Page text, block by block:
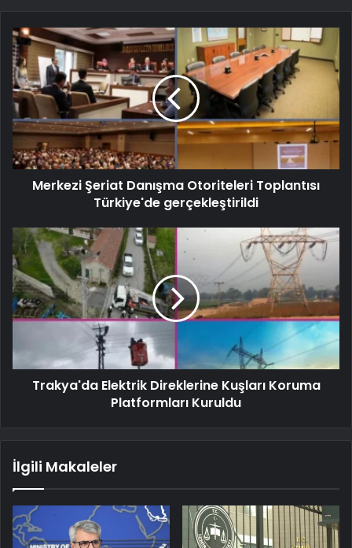
Merkezi Şeriat Danışma Otoriteleri Toplantısı
Türkiye'de gerçekleştirildi
Trakya'da Elektrik Direklerine Kuşları Koruma
Platformları Kuruldu
İlgili Makaleler